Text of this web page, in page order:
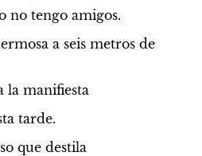
no tengo amigos.
a seis metros de
la manifiesta
tarde.
que destila